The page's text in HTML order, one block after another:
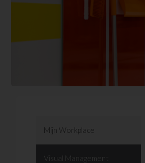
Mijn Workplace
Visual Management